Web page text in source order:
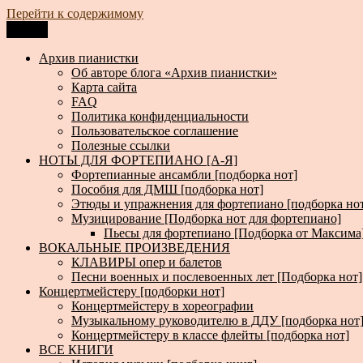
Перейти к содержимому
Архив пианистки
Всё для пианистов: ноты, книги, музыка, статьи…
Архив пианистки
Об авторе блога «Архив пианистки»
Карта сайта
FAQ
Политика конфиденциальности
Пользовательское соглашение
Полезные ссылки
НОТЫ ДЛЯ ФОРТЕПИАНО [А-Я]
Фортепианные ансамбли [подборка нот]
Пособия для ДМШ [подборка нот]
Этюды и упражнения для фортепиано [подборка
Музицирование [Подборка нот для фортепиано]
Пьесы для фортепиано [Подборка от
ВОКАЛЬНЫЕ ПРОИЗВЕДЕНИЯ
КЛАВИРЫ опер и балетов
Песни военных и послевоенных лет [Подборка нот]
Концертмейстеру [подборки нот]
Концертмейстеру в хореографии
Музыкальному руководителю в ДДУ [подборка нот]
Концертмейстеру в классе флейты [подборка нот]
ВСЕ КНИГИ